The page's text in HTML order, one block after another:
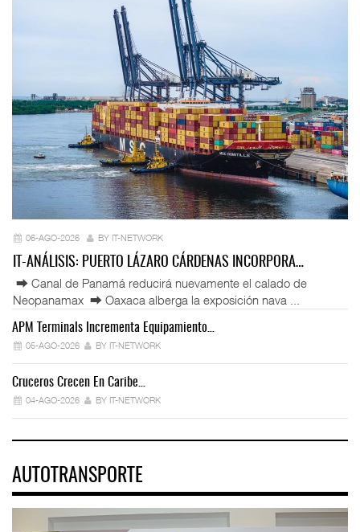
06-AGO-2026 BY IT-NETWORK
IT-ANÁLISIS: PUERTO LÁZARO CÁRDENAS INCORPORA…
⮕ Canal de Panamá reducirá nuevamente el calado de
Neopanamax ⮕ Oaxaca alberga la exposición nava ...
APM Terminals Incrementa Equipamiento…
05-AGO-2026 BY IT-NETWORK
Cruceros Crecen En Caribe…
04-AGO-2026 BY IT-NETWORK
AUTOTRANSPORTE